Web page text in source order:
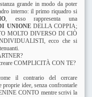
grande in modo da poter
interno: il primo riquadro si
, esso rappresenta una
UNIONEDELLA COPPIA;
MOLTO DIVERSO DI CIÒ
ecco che si
COMPLICITÀ CON TE?
il contrario del cercare
idee, senza confrontarle
CONTO mentre scrivi la